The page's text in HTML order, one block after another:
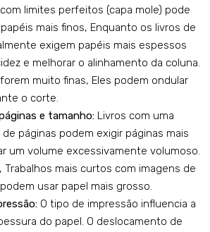
com limites perfeitos (capa mole) pode
mais finos, Enquanto os livros de
exigem papéis mais espessos
e melhorar o alinhamento da coluna.
muito finas, Eles podem ondular
o corte.
e tamanho: Livros com uma
páginas podem exigir páginas mais
um volume excessivamente volumoso.
Trabalhos mais curtos com imagens de
usar papel mais grosso.
O tipo de impressão influencia a
do papel. O deslocamento de